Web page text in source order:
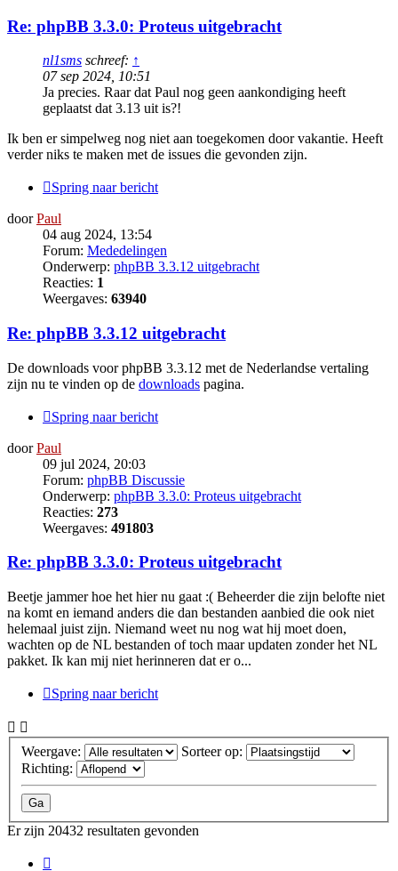
Re: phpBB 3.3.0: Proteus uitgebracht
nl1sms schreef: ↑
07 sep 2024, 10:51
Ja precies. Raar dat Paul nog geen aankondiging heeft
geplaatst dat 3.13 uit is?!
Ik ben er simpelweg nog niet aan toegekomen door vakantie. Heeft
verder niks te maken met de issues die gevonden zijn.
Spring naar bericht
doorPaul
04 aug 2024, 13:54
Forum: Mededelingen
Onderwerp: phpBB 3.3.12 uitgebracht
Reacties: 1
Weergaves: 63940
Re: phpBB 3.3.12 uitgebracht
De downloads voor phpBB 3.3.12 met de Nederlandse vertaling
zijn nu te vinden op de downloads pagina.
Spring naar bericht
doorPaul
09 jul 2024, 20:03
Forum: phpBB Discussie
Onderwerp: phpBB 3.3.0: Proteus uitgebracht
Reacties: 273
Weergaves: 491803
Re: phpBB 3.3.0: Proteus uitgebracht
Beetje jammer hoe het hier nu gaat :( Beheerder die zijn belofte niet
na komt en iemand anders die dan bestanden aanbied die ook niet
helemaal juist zijn. Niemand weet nu nog wat hij moet doen,
wachten op de NL bestanden of toch maar updaten zonder het NL
pakket. Ik kan mij niet herinneren dat er o...
Spring naar bericht
Weergave:
Sorteer op:
Richting:
Er zijn 20432 resultaten gevonden